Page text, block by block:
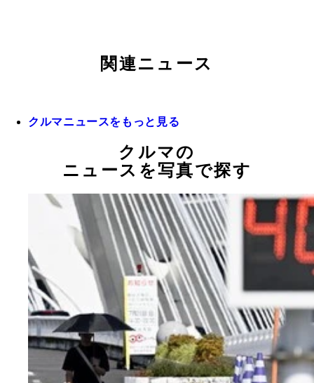
関連ニュース
クルマニュースをもっと見る
クルマの
ニュースを写真で探す